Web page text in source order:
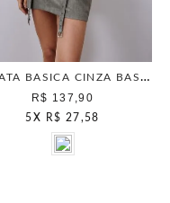
REGATA BASICA CINZA BASALTO
R$ 137,90
5X R$ 27,58